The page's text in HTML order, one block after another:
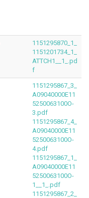
1151295870_1_
1151201734_1_
ATTCH1__1_.pd
f
1151295867_3_
A09040000E11
5250063100O-
3.pdf
1151295867_4_
A09040000E11
5250063100O-
4.pdf
1151295867_1_
A09040000E11
5250063100O-
1__1_.pdf
1151295867_2_